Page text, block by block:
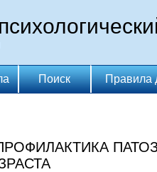
Поиск Правила